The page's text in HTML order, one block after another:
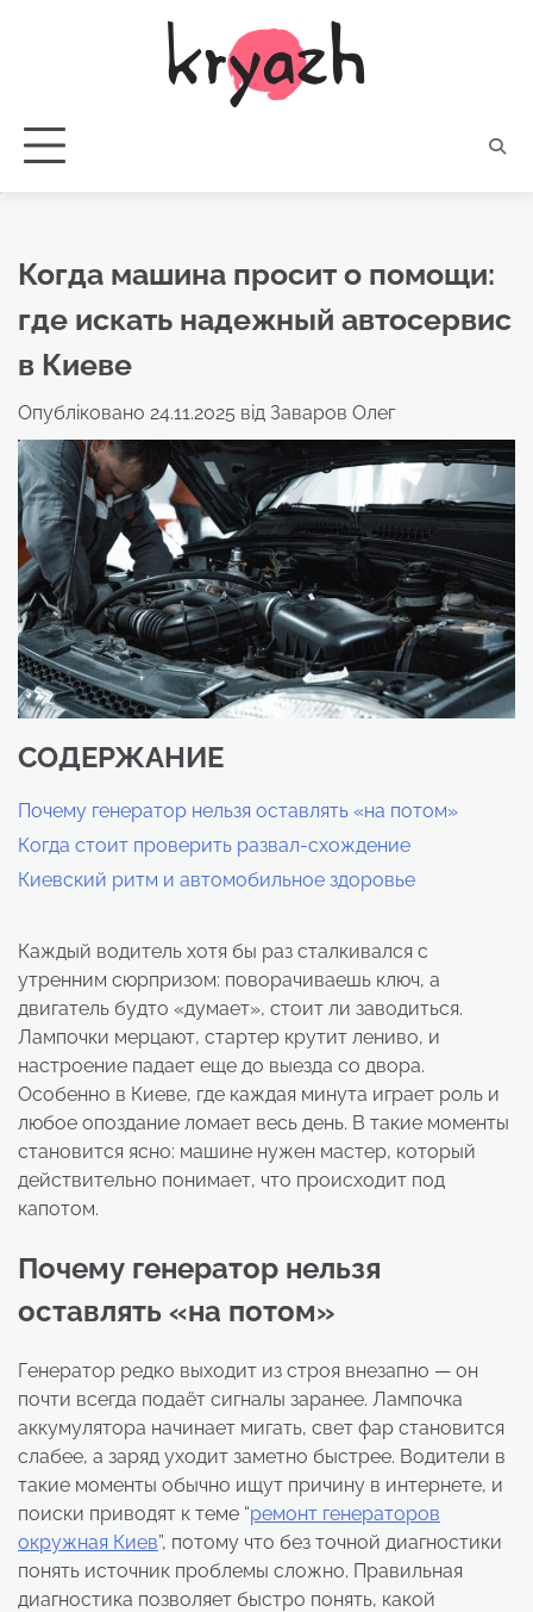
Когда машина просит о помощи:
где искать надежный автосервис
в Киеве
Опубліковано 24.11.2025 від Заваров Олег
СОДЕРЖАНИЕ
Почему генератор нельзя оставлять «на потом»
Когда стоит проверить развал-схождение
Киевский ритм и автомобильное здоровье
Каждый водитель хотя бы раз сталкивался с
утренним сюрпризом: поворачиваешь ключ, а
двигатель будто «думает», стоит ли заводиться.
Лампочки мерцают, стартер крутит лениво, и
настроение падает еще до выезда со двора.
Особенно в Киеве, где каждая минута играет роль и
любое опоздание ломает весь день. В такие моменты
становится ясно: машине нужен мастер, который
действительно понимает, что происходит под
капотом.
Почему генератор нельзя
оставлять «на потом»
Генератор редко выходит из строя внезапно — он
почти всегда подаёт сигналы заранее. Лампочка
аккумулятора начинает мигать, свет фар становится
слабее, а заряд уходит заметно быстрее. Водители в
такие моменты обычно ищут причину в интернете, и
поиски приводят к теме “ремонт генераторов
окружная Киев”, потому что без точной диагностики
понять источник проблемы сложно. Правильная
диагностика позволяет быстро понять, какой